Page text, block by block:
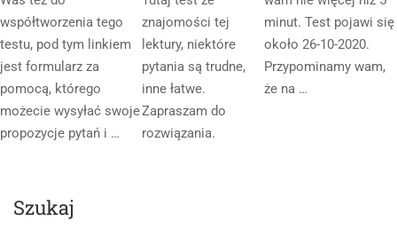
współtworzenia tego
testu, pod tym linkiem
jest formularz za
pomocą, którego
możecie wysyłać swoje
propozycje pytań i …
znajomości tej
lektury, niektóre
pytania są trudne,
inne łatwe.
Zapraszam do
rozwiązania.
minut. Test pojawi się
około 26-10-2020.
Przypominamy wam,
że na …
Szukaj